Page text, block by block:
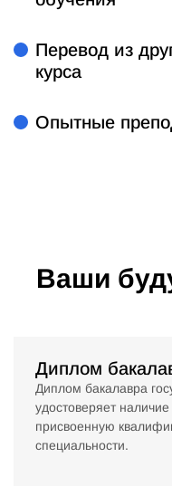
Перевод из
курса
Опытные
Ваши
Диплом
Диплом бакалавра
удостоверяет
присвоенную
специальности.